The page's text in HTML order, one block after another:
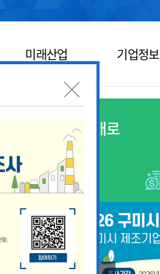
미래산업 기업정보
기업애로
접수